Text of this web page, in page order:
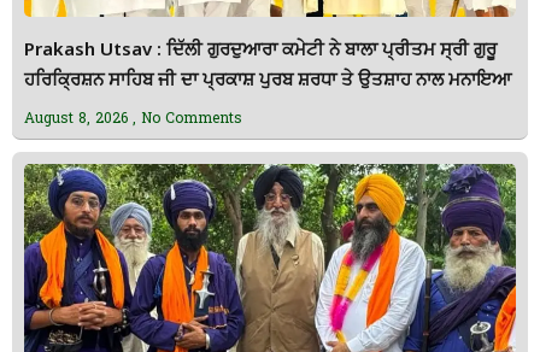
Prakash Utsav : ਦਿੱਲੀ ਗੁਰਦੁਆਰਾ ਕਮੇਟੀ ਨੇ ਬਾਲਾ ਪ੍ਰੀਤਮ ਸ੍ਰੀ ਗੁਰੂ
ਹਰਿਕ੍ਰਿਸ਼ਨ ਸਾਹਿਬ ਜੀ ਦਾ ਪ੍ਰਕਾਸ਼ ਪੁਰਬ ਸ਼ਰਧਾ ਤੇ ਉਤਸ਼ਾਹ ਨਾਲ ਮਨਾਇਆ
August 8, 2026 No Comments